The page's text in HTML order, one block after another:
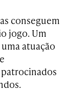
conseguem
jogo. Um
atuação